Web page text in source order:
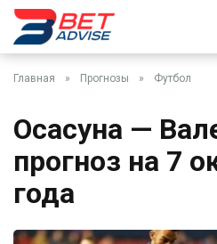
Главная » Прогнозы » Футбол
Осасуна —
прогноз на 7
года